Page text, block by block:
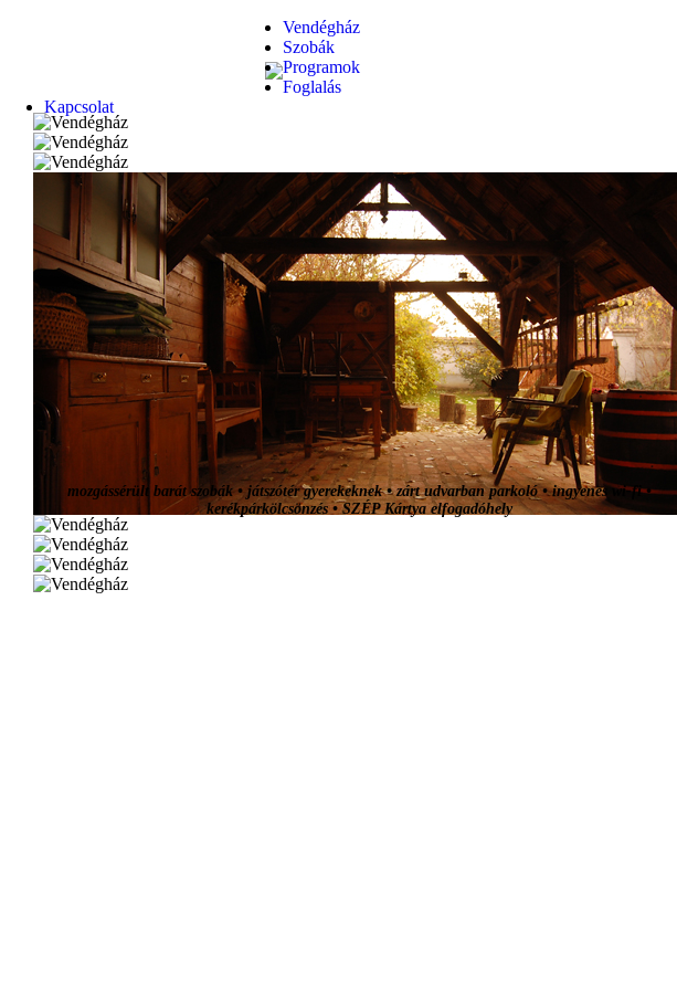
Vendégház
Szobák
Programok
Foglalás
Kapcsolat
mozgássérült barát szobák • játszótér gyerekeknek • zárt udvarban parkoló • ingyenes wi-fi •
kerékpárkölcsönzés• SZÉP Kártya elfogadóhely